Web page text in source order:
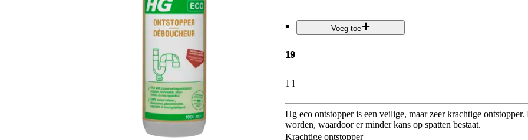
.
19
1 l
Voeg toe
Hg eco ontstopper is een veilige, maar zeer krachtige
worden, waardoor er minder kans op spatten bestaat.
Krachtige ontstopper